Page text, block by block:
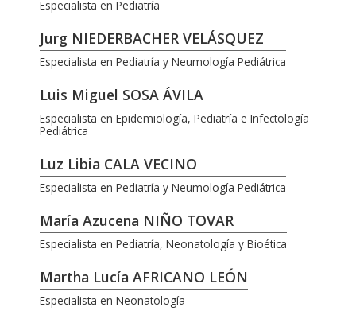
Especialista en Pediatría
Jurg NIEDERBACHER VELÁSQUEZ
Especialista en Pediatría y Neumología Pediátrica
Luis Miguel SOSA ÁVILA
Especialista en Epidemiología, Pediatría e Infectología
Pediátrica
Luz Libia CALA VECINO
Especialista en Pediatría y Neumología Pediátrica
María Azucena NIÑO TOVAR
Especialista en Pediatría, Neonatología y Bioética
Martha Lucía AFRICANO LEÓN
Especialista en Neonatología